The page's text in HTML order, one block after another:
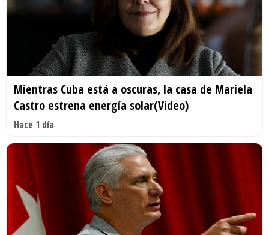
Mientras Cuba está a oscuras, la casa de Mariela
Castro estrena energía solar(Video)
Hace 1 día